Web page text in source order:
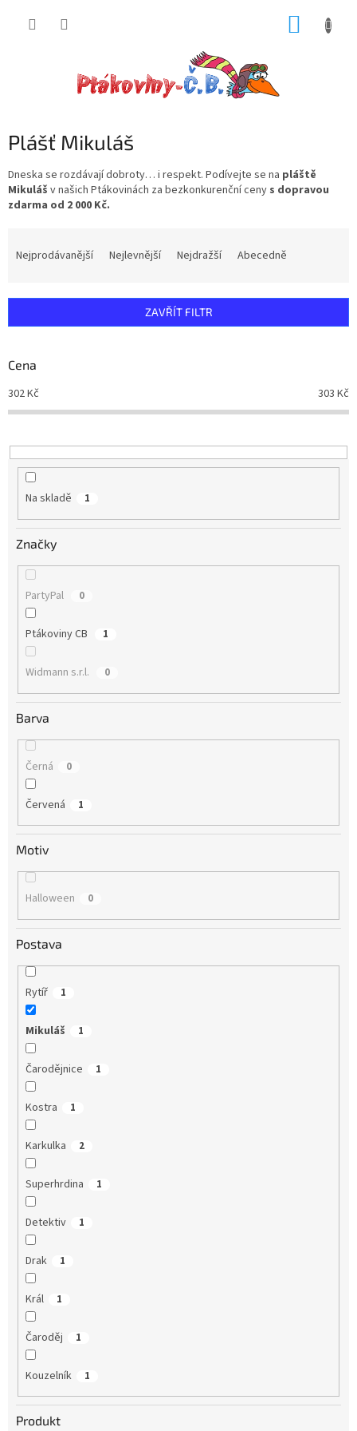
Plášť Mikuláš
Dneska se rozdávají dobroty… i respekt. Podívejte se na pláště
Mikuláš v našich Ptákovinách za bezkonkurenční ceny s dopravou
zdarma od 2 000 Kč.
í
r
o
d
u
t
ů
Nejprodávanější Nejlevnější Nejdražší Abecedně
ZAVŘÍT FILTR
Cena
302Kč 303 Kč
Na skladě 1
Značky
PartyPal 0
Ptákoviny CB 1
Widmann s.r.l. 0
Barva
Černá 0
Červená 1
Motiv
Halloween 0
Postava
Rytíř 1
Mikuláš 1
Čarodějnice 1
Kostra 1
Karkulka 2
Superhrdina 1
Detektiv 1
Drak 1
Král 1
Čaroděj 1
Kouzelník 1
Produkt